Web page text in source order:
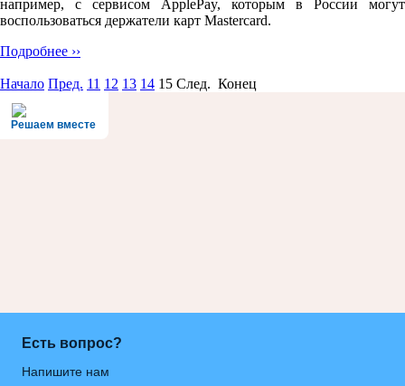
например, с сервисом ApplePay, которым в России могут
воспользоваться держатели карт Mastercard.
Подробнее ››
Начало Пред. 11 12 13 14 15 След. Конец
Решаем вместе
Есть вопрос?
Напишите нам